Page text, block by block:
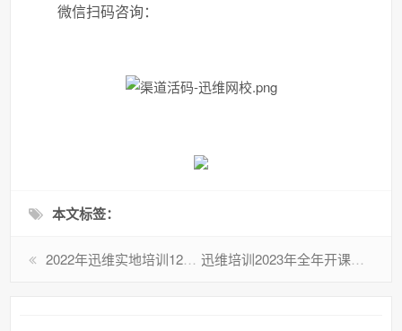
微信扫码咨询：
本文标签：
2022年迅维实地培训12月份开课啦！ 迅维培训2023年全年开课安排【实地】+【远程】